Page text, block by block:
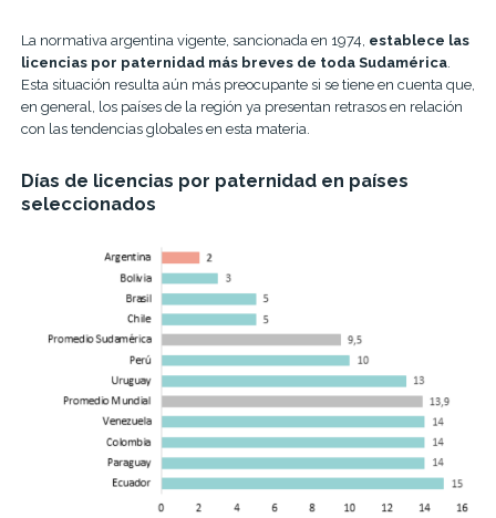
La normativa argentina vigente, sancionada en 1974, establece las
licencias por paternidad más breves de toda Sudamérica.
Esta situación resulta aún más preocupante si se tiene en cuenta que,
en general, los países de la región ya presentan retrasos en relación
con las tendencias globales en esta materia.
Días de licencias por paternidad en países
seleccionados